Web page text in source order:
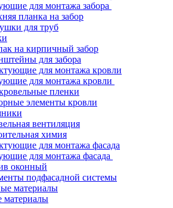
для монтажа забора
планка на забор
для труб
на кирпичный забор
для забора
для монтажа кровли
пленки
элементы кровли
вентиляция
химия
для монтажа фасада
оконный
подфасадной системы
материалы